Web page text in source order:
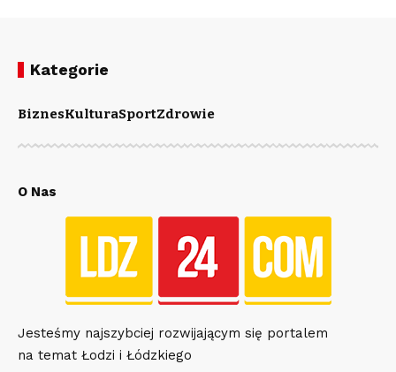
Kategorie
BiznesKulturaSportZdrowie
O Nas
Jesteśmy najszybciej rozwijającym się portalem
na temat Łodzi i Łódzkiego